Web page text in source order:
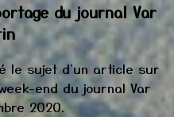
du journal Var
le sujet d'un article sur
end du journal Var
2020.